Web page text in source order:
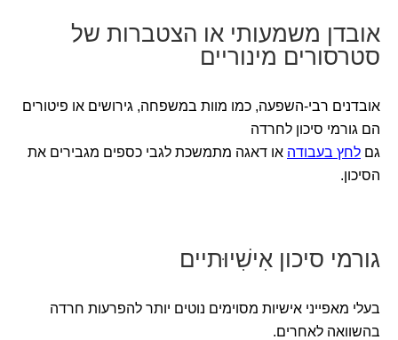
אובדן משמעותי או הצטברות של
סטרסורים מינוריים
אובדנים רבי-השפעה, כמו מוות במשפחה, גירושים או פיטורים
הם גורמי סיכון לחרדה
גם לחץ בעבודה או דאגה מתמשכת לגבי כספים מגבירים את
הסיכון.
גורמי סיכון אִישִׁיוּתיים
בעלי מאפייני אישיות מסוימים נוטים יותר להפרעות חרדה
בהשוואה לאחרים.